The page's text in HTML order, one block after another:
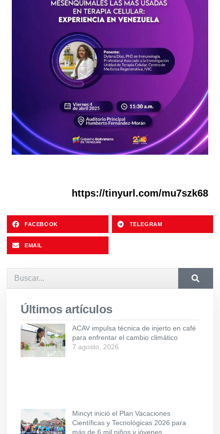
https://tinyurl.com/mu7szk68
FACEBOOK TELEGRAM
EMAIL
Últimos artículos
ACAV impulsa técnica de injerto en café
para enfrentar el cambio climático
7 agosto, 2026
Mincyt inició el Plan Vacaciones
Científicas y Tecnológicas 2026 para
más de 6 mil niños y jóvenes